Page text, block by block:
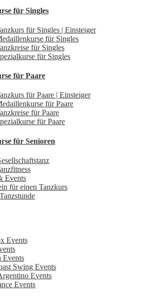
für Singles
für Singles | Einsteiger
für Singles
für Singles
für Singles
für Paare
für Paare | Einsteiger
für Paare
für Paare
für Paare
für Senioren
Events
für einen Tanzkurs
Events
Events
Swing Events
Events
Events